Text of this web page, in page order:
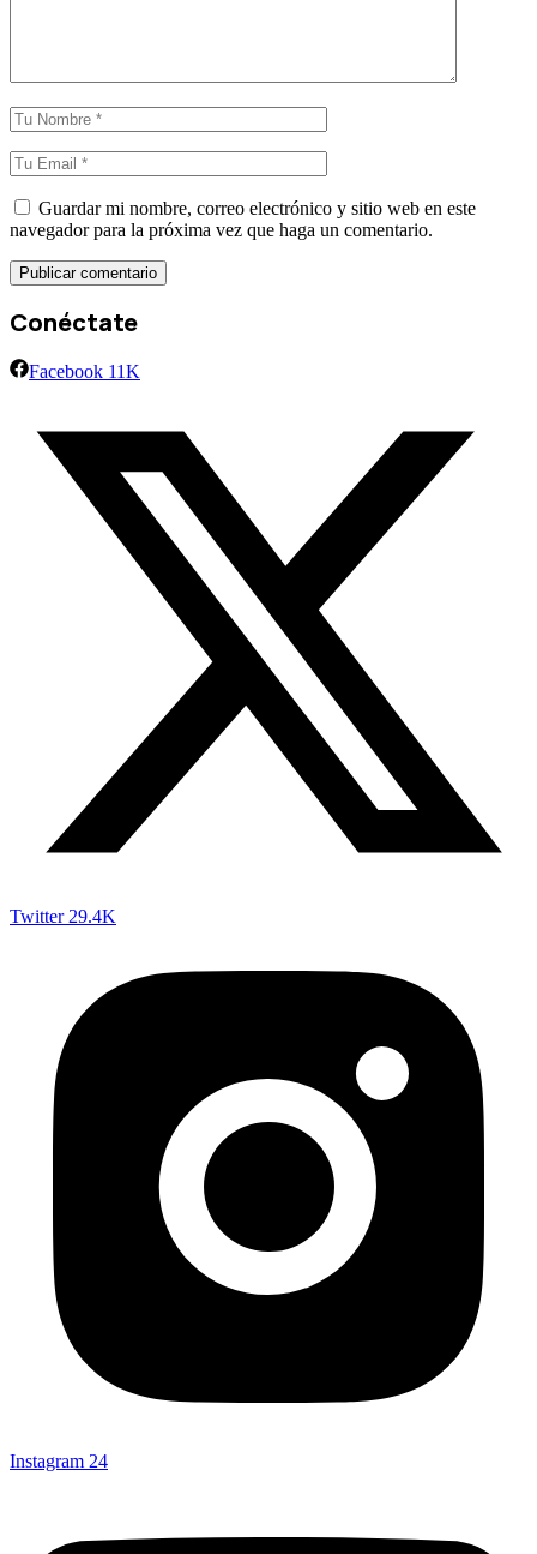
Guardar mi nombre, correo electrónico y sitio web en este
navegador para la próxima vez que haga un comentario.
Conéctate
Facebook 11K
Twitter 29.4K
Instagram 24